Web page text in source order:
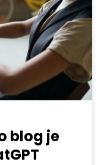
je pool
blog je